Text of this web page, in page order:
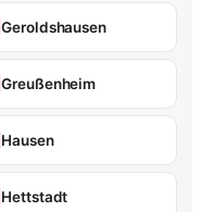
Geroldshausen
Greußenheim
Hausen
Hettstadt